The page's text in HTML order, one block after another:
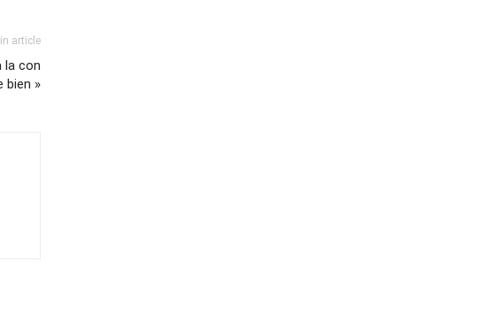
article
la con
bien »